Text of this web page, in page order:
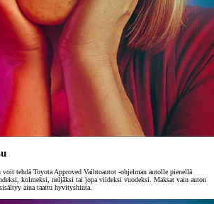
voit tehdä Toyota Approved Vaihtoautot -ohjelman autolle pienellä
kolmeksi, neljäksi tai jopa viideksi vuodeksi. Maksat vain auton
aina taattu hyvityshinta.